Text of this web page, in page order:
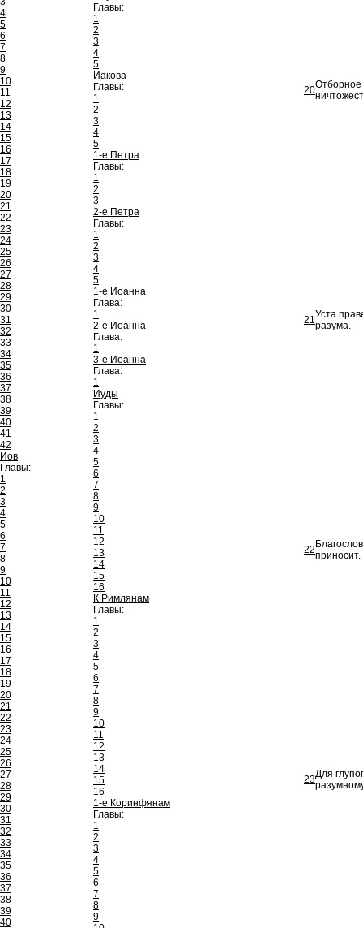
4
5
6
7
8
9
10
11
12
13
14
15
16
17
18
19
20
21
22
23
24
25
26
27
28
29
30
31
32
33
34
35
36
37
38
39
40
41
42
Иов
Главы:
1
2
3
4
5
6
7
8
9
10
11
12
13
14
15
16
17
18
19
20
21
22
23
24
25
26
27
28
29
30
31
32
33
34
35
36
37
38
39
40
Главы:
1
2
3
4
5
Иакова
Главы:
1
2
3
4
5
1-е Петра
Главы:
1
2
3
2-е Петра
Главы:
1
2
3
4
5
1-е Иоанна
Глава:
1
2-е Иоанна
Глава:
1
3-е Иоанна
Глава:
1
Иуды
Главы:
1
2
3
4
5
6
7
8
9
10
11
12
13
14
15
16
К Римлянам
Главы:
1
2
3
4
5
6
7
8
9
10
11
12
13
14
15
16
1-е Коринфянам
Главы:
1
2
3
4
5
6
7
8
9
20Отборное
21Уста
разума.
22приносит.
23Для